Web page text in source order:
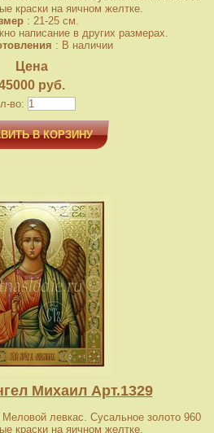
краски на яичном желтке.
: 21-25 см.
написание в других размерах.
: В наличии
Цена
руб.
во:
В КОРЗИНУ
Михаил Арт.1329
левкас. Сусальное золото 960
краски на яичном желтке.